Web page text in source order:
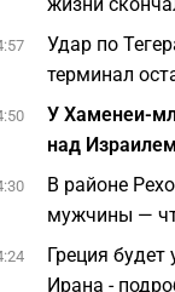
Удар по
терминал
У Хаменеи-
над
В районе
мужчины —
Греция будет
Ирана -